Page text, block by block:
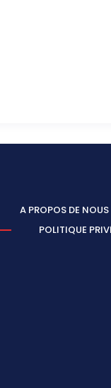
A PROPOS DE NOUS
POLITIQUE